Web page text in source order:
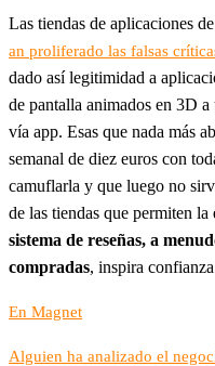
Las tiendas de aplicaciones
an proliferado las falsas
dado así legitimidad a
de pantalla animados en 3D
vía app. Esas que nada más
semanal de diez euros con
camuflarla y que luego no
de las tiendas que permiten la
sistema de reseñas, a
compradas, inspira
En Magnet
Alguien ha analizado el